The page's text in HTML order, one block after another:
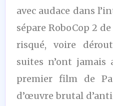
avec audace dans
sépare RoboCop 2
risqué, voire
suites n’ont
premier film de
d’œuvre brutal